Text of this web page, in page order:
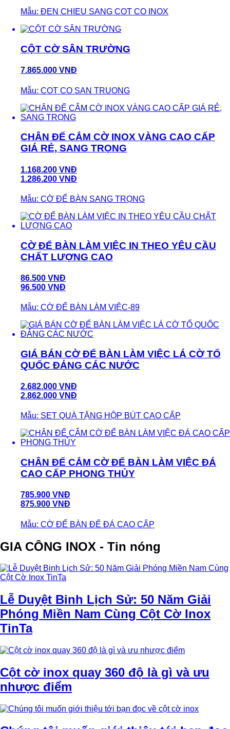
Mẫu: ĐEN CHIEU SANG COT CO INOX
CỘT CỜ SÂN TRƯỜNG
7.865.000 VNĐ
Mẫu: COT CO SAN TRUONG
CHÂN ĐẾ CẮM CỜ INOX VÀNG CAO CẤP
GIÁ RẺ, SANG TRỌNG
1.168.200 VNĐ
1.286.200 VNĐ
Mẫu: CỜ ĐỂ BÀN SANG TRỌNG
CỜ ĐỂ BÀN LÀM VIỆC IN THEO YÊU CẦU
CHẤT LƯỢNG CAO
86.500 VNĐ
96.500 VNĐ
Mẫu: CỜ ĐỂ BÀN LÀM VIỆC-89
GIÁ BÁN CỜ ĐỂ BÀN LÀM VIỆC LÁ CỜ TỔ
QUỐC ĐẢNG CÁC NƯỚC
2.682.000 VNĐ
2.862.000 VNĐ
Mẫu: SET QUÀ TẶNG HỘP BÚT CAO CẤP
CHÂN ĐẾ CẮM CỜ ĐỂ BÀN LÀM VIỆC ĐÁ
CAO CẤP PHONG THỦY
785.900 VNĐ
875.900 VNĐ
Mẫu: CỜ ĐỂ BÀN ĐẾ ĐÁ CAO CẤP
GIA CÔNG INOX - Tin nóng
Lễ Duyệt Binh Lịch Sử: 50 Năm Giải
Phóng Miền Nam Cùng Cột Cờ Inox
TinTa
Cột cờ inox quay 360 độ là gì và ưu
nhược điểm